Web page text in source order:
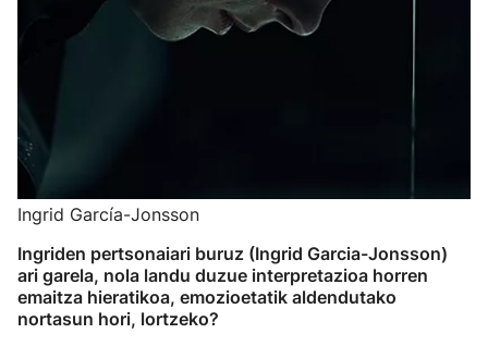
Ingrid García-Jonsson
Ingriden pertsonaiari buruz (Ingrid Garcia-Jonsson)
ari garela, nola landu duzue interpretazioa horren
emaitza hieratikoa, emozioetatik aldendutako
nortasun hori, lortzeko?